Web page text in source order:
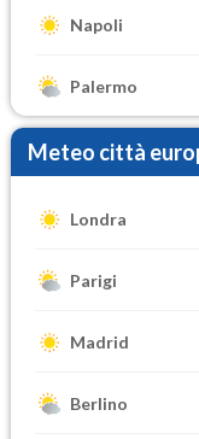
Napoli
Palermo
Meteo città
Londra
Parigi
Madrid
Berlino